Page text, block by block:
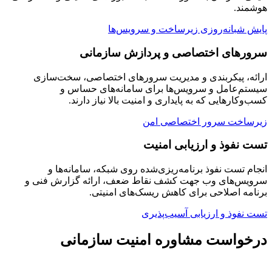
هوشمند.
پایش شبانه‌روزی زیرساخت و سرویس‌ها
سرورهای اختصاصی و پردازش سازمانی
ارائه، پیکربندی و مدیریت سرورهای اختصاصی، سخت‌سازی
سیستم‌عامل و سرویس‌ها برای سامانه‌های حساس و
کسب‌وکارهایی که به پایداری و امنیت بالا نیاز دارند.
زیرساخت سرور اختصاصی امن
تست نفوذ و ارزیابی امنیت
انجام تست نفوذ برنامه‌ریزی‌شده روی شبکه، سامانه‌ها و
سرویس‌های وب جهت کشف نقاط ضعف، ارائه گزارش فنی و
برنامه اصلاحی برای کاهش ریسک‌های امنیتی.
تست نفوذ و ارزیابی آسیب‌پذیری
درخواست مشاوره امنیت سازمانی